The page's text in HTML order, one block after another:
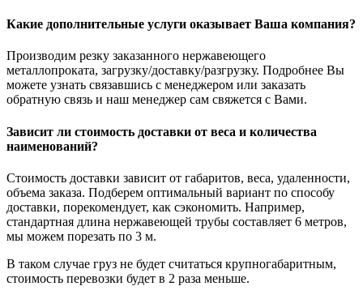
Какие дополнительные услуги оказывает Ваша компания?
Производим резку заказанного нержавеющего
металлопроката, загрузку/доставку/разгрузку. Подробнее Вы
можете узнать связавшись с менеджером или заказать
обратную связь и наш менеджер сам свяжется с Вами.
Зависит ли стоимость доставки от веса и количества
наименований?
Стоимость доставки зависит от габаритов, веса, удаленности,
объема заказа. Подберем оптимальный вариант по способу
доставки, порекомендует, как сэкономить. Например,
стандартная длина нержавеющей трубы составляет 6 метров,
мы можем порезать по 3 м.
В таком случае груз не будет считаться крупногабаритным,
стоимость перевозки будет в 2 раза меньше.